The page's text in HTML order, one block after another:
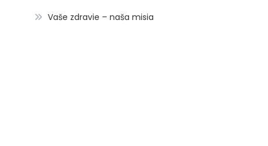
Vaše zdravie – naša misia